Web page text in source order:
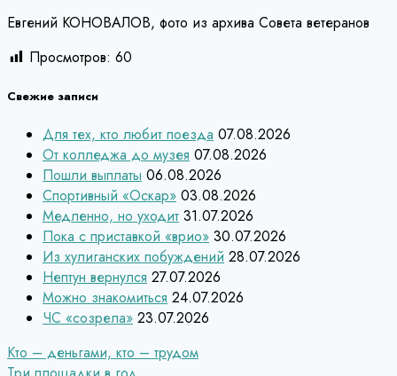
Евгений КОНОВАЛОВ, фото из архива Совета ветеранов
Просмотров: 60
Свежие записи
Для тех, кто любит поезда 07.08.2026
От колледжа до музея 07.08.2026
Пошли выплаты 06.08.2026
Спортивный «Оскар» 03.08.2026
Медленно, но уходит 31.07.2026
Пока с приставкой «врио» 30.07.2026
Из хулиганских побуждений 28.07.2026
Нептун вернулся 27.07.2026
Можно знакомиться 24.07.2026
ЧС «созрела» 23.07.2026
Навигация
Кто – деньгами, кто – трудом